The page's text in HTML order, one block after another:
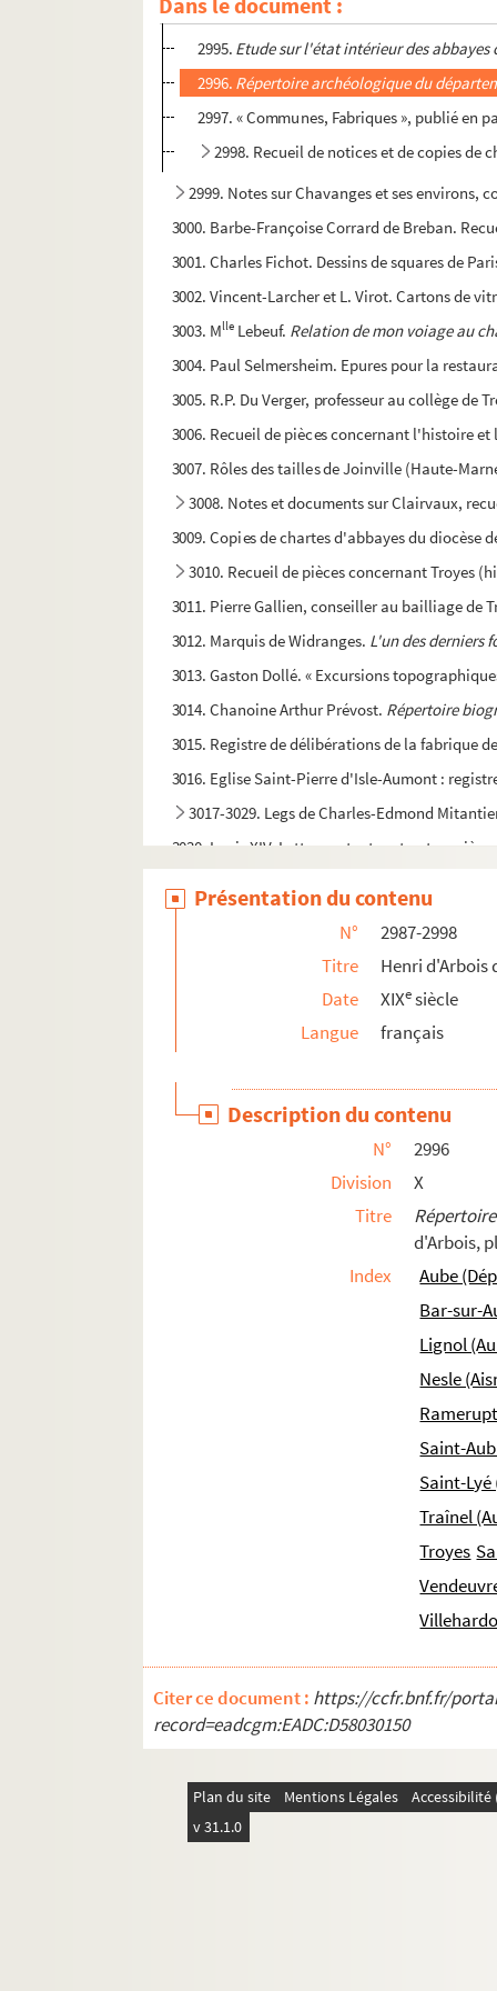
2994. « Seigneurs laïcs, pièces diverses ». —
2995. Etude sur l'état intérieur des
2996. Répertoire archéologique du
2997. « Communes, Fabriques », publié en
2998. Recueil de notices et de copies de
2999. Notes sur Chavanges et ses environs,
3000. Barbe-Françoise Corrard de Breban.
3001. Charles Fichot. Dessins de squares de
3002. Vincent-Larcher et L. Virot. Cartons de
3003. Mlle Lebeuf. Relation de mon voiage au
3004. Paul Selmersheim. Epures pour la
3005. R.P. Du Verger, professeur au collège de
3006. Recueil de pièces concernant l'histoire
3007. Rôles des tailles de Joinville (Haute-
3008. Notes et documents sur Clairvaux,
3009. Copies de chartes d'abbayes du diocèse
3010. Recueil de pièces concernant Troyes
3011. Pierre Gallien, conseiller au bailliage de
3012. Marquis de Widranges. L'un des derniers
3013. Gaston Dollé. « Excursions
3014. Chanoine Arthur Prévost. Répertoire
3015. Registre de délibérations de la fabrique
3016. Eglise Saint-Pierre d'Isle-Aumont :
3017-3029. Legs de Charles-Edmond
3030. Louis XIV. Lettres patentes et autres
3032. Abbé A.N. Thiesson. « Mémoire relatif à
3040. Jean-Auguste Millard, député de l'Aube.
3041. Abbé Henri-Remi Hubert. Dictionnaire
3042. A. Chaumonnot. Dérivation de la Seine à
3043. Lettres de la famille Picot de Dampierre
3044. Plans et vues des châteaux
3045. Abbé Aristide Millard. Notes sur
3088. Abbé Frédéric Méchin. « Julia, ou
3089. Chanoine Charles Nioré. Notes sur les
3090-3112. Jacques-Antoine Jaquot.
3113. Jean Chevrier, notaire à Troyes.
3114. Sentence sur le commerce du pain
3115. Notes sur le Dr Noël-Innocent Patin
Présentation du contenu
N°
2987-2998
Titre
Henri
Date
XIXesiècle
Langue
français
Description du contenu
N°
2996
Division
X
Titre
d'Arbois,
Index
Aube
Bar-sur-
Lignol
Nesle
Saint-
Saint-Lyé
Traînel
Troyes
Citer ce document : https://ccfr.bnf.fr/
record=eadcgm:EADC:D58030150
Plan du site Mentions Légales
v 31.1.0